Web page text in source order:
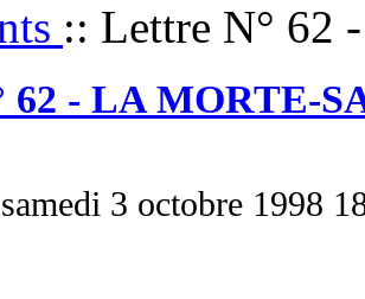
:: Lettre N° 62
62 - LA MORTE-
3 octobre 1998